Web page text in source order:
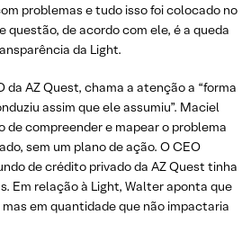
problemas e tudo isso foi colocado no
questão, de acordo com ele, é a queda
da Light.
da AZ Quest, chama a atenção a “forma
assim que ele assumiu”. Maciel
de compreender e mapear o problema
sem um plano de ação. O CEO
de crédito privado da AZ Quest tinha
Em relação à Light, Walter aponta que
em quantidade que não impactaria